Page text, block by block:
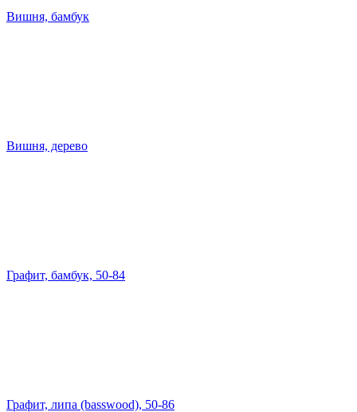
Вишня, бамбук
Вишня, дерево
Графит, бамбук, 50-84
Графит, липа (basswood), 50-86